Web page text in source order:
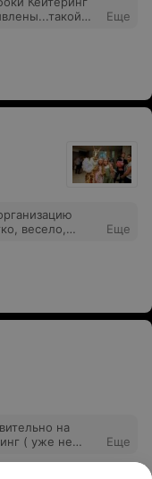
за очень
Еще
весело,
Еще
на
( уже не
Еще